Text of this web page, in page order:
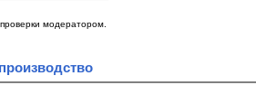
модератором.